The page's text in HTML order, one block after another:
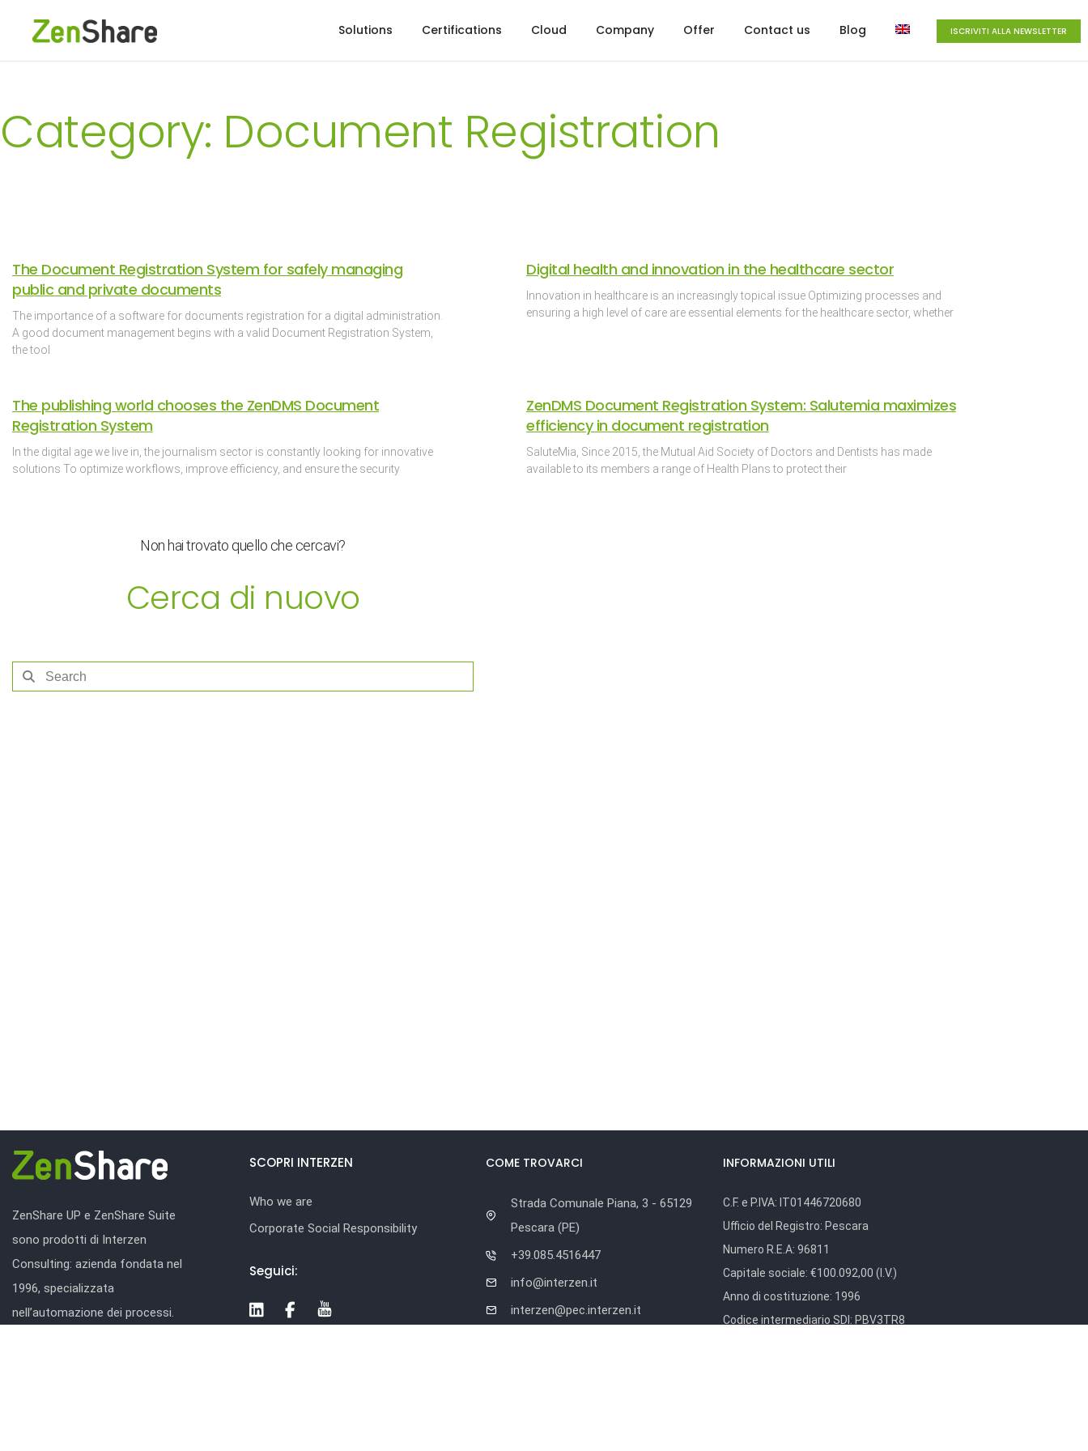
Solutions Certifications Cloud Company Offer Contact us Blog ISCRIVITI ALLA NEWSLETTER
Category: Document Registration
The Document Registration System for safely managing
public and private documents
The importance of a software for documents registration for a digital administration.
A good document management begins with a valid Document Registration System,
the tool
Digital health and innovation in the healthcare sector
Innovation in healthcare is an increasingly topical issue Optimizing processes and
ensuring a high level of care are essential elements for the healthcare sector, whether
The publishing world chooses the ZenDMS Document
Registration System
In the digital age we live in, the journalism sector is constantly looking for innovative
solutions To optimize workflows, improve efficiency, and ensure the security
ZenDMS Document Registration System: Salutemia maximizes
efficiency in document registration
SaluteMia, Since 2015, the Mutual Aid Society of Doctors and Dentists has made
available to its members a range of Health Plans to protect their
Non hai trovato quello che cercavi?
Cerca di nuovo
ZenShare UP e ZenShare Suite
sono prodotti di Interzen
Consulting: azienda fondata nel
1996, specializzata
nell’automazione dei processi.
SCOPRI INTERZEN
Who we are
Corporate Social Responsibility
Seguici:
COME TROVARCI
Strada Comunale Piana, 3 - 65129
Pescara (PE)
+39.085.4516447
info@interzen.it
interzen@pec.interzen.it
INFORMAZIONI UTILI
C.F. e P.IVA: IT01446720680
Ufficio del Registro: Pescara
Numero R.E.A: 96811
Capitale sociale: €100.092,00 (I.V.)
Anno di costituzione: 1996
Codice intermediario SDI: PBV3TR8